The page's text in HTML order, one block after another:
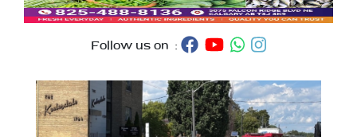
Follow us on :